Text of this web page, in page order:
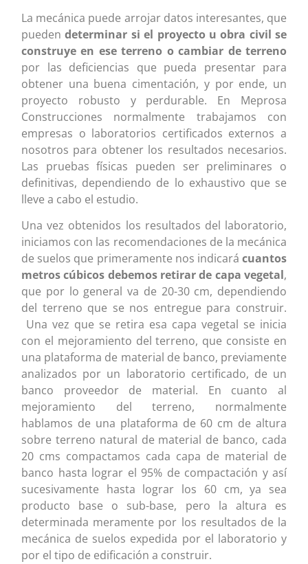
La mecánica puede arrojar datos interesantes, que
puedendeterminar si el proyecto u obra civil se
construye en ese terreno o cambiar de terreno
por las deficiencias que pueda presentar para
obtener una buena cimentación, y por ende, un
proyecto robusto y perdurable. En Meprosa
Construcciones normalmente trabajamos con
empresas o laboratorios certificados externos a
nosotros para obtener los resultados necesarios.
Las pruebas físicas pueden ser preliminares o
definitivas, dependiendo de lo exhaustivo que se
lleve a cabo el estudio.
Una vez obtenidos los resultados del laboratorio,
iniciamos con las recomendaciones de la mecánica
de suelos que primeramente nos indicará cuantos
metros cúbicos debemos retirar de capa vegetal,
que por lo general va de 20-30 cm, dependiendo
del terreno que se nos entregue para construir.
Una vez que se retira esa capa vegetal se inicia
con el mejoramiento del terreno, que consiste en
una plataforma de material de banco, previamente
analizados por un laboratorio certificado, de un
banco proveedor de material. En cuanto al
mejoramiento del terreno, normalmente
hablamos de una plataforma de 60 cm de altura
sobre terreno natural de material de banco, cada
20 cms compactamos cada capa de material de
banco hasta lograr el 95% de compactación y así
sucesivamente hasta lograr los 60 cm, ya sea
producto base o sub-base, pero la altura es
determinada meramente por los resultados de la
mecánica de suelos expedida por el laboratorio y
por el tipo de edificación a construir.